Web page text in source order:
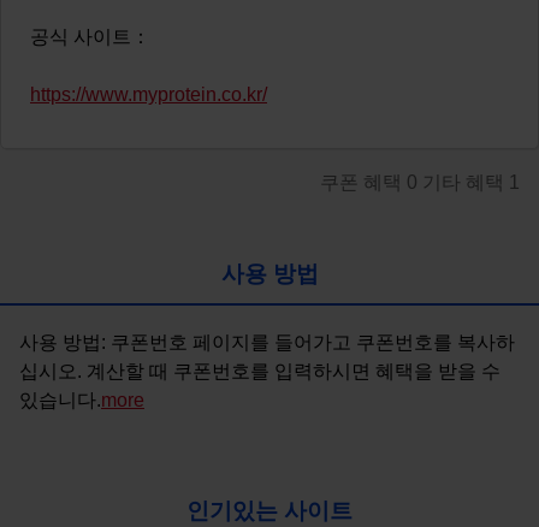
공식 사이트：
https://www.myprotein.co.kr/
쿠폰 혜택 0 기타 혜택 1
사용 방법
사용 방법: 쿠폰번호 페이지를 들어가고 쿠폰번호를 복사하
십시오. 계산할 때 쿠폰번호를 입력하시면 혜택을 받을 수
있습니다.more
인기있는 사이트